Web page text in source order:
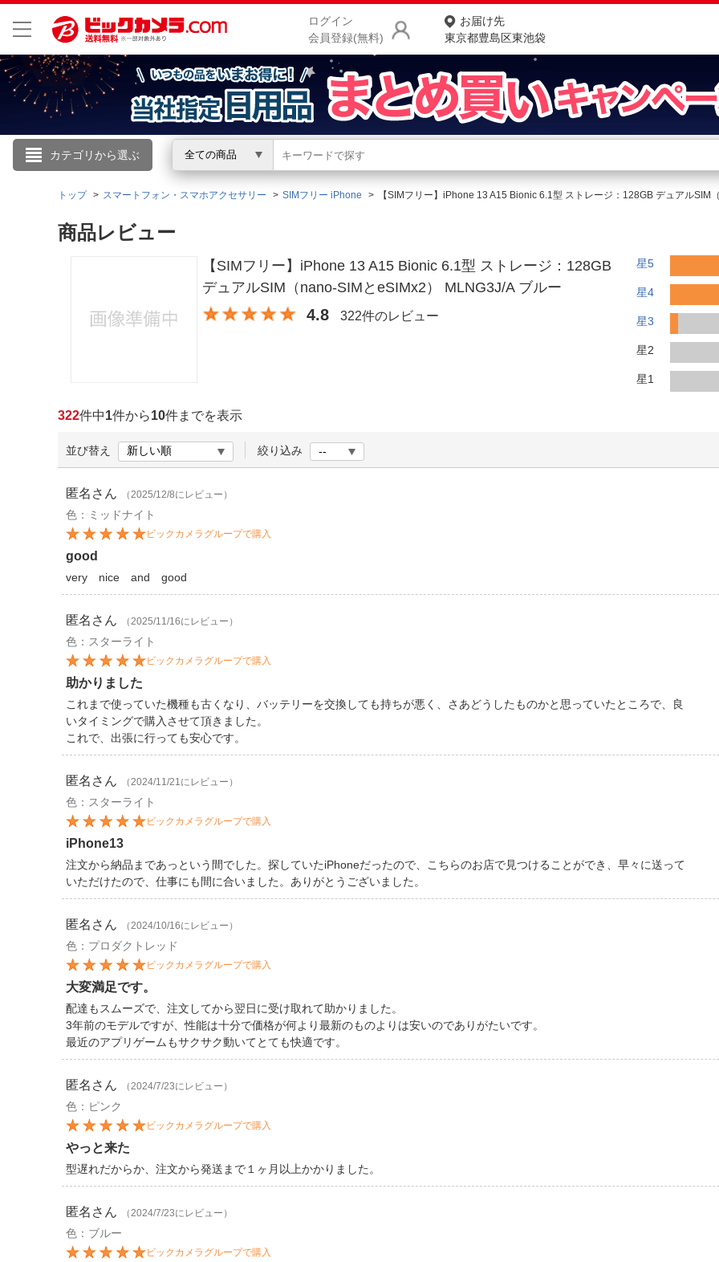
ログイン
会員登録(無料)
お届け先
東京都豊島区東池袋
カテゴリから選ぶ 全ての商品
こんにちは
ログイン
新規会員登録
お買いもの履歴
お知らせ
商品をさがす
ランキングからさがす
お客様サポート
トップ スマートフォン・スマホアクセサリー SIMフリー iPhone 【SIMフリー】iPhone 13 A15 Bionic 6.1型 ストレージ：128GB デュアル
商品レビュー
【SIMフリー】iPhone 13 A15 Bionic 6.1型 ストレージ：128GB
デュアルSIM（nano-SIMとeSIMx2） MLNG3J/A ブルー
4.8 322件のレビュー
星5
星4
星3
星2
星1
322件中1件から10件までを表示
並び替え 絞り込み
匿名 さん （2025/12/8にレビュー）
色：ミッドナイト
ビックカメラグループで購入
good
very nice and good
匿名 さん （2025/11/16にレビュー）
色：スターライト
ビックカメラグループで購入
助かりました
これまで使っていた機種も古くなり、バッテリーを交換しても持ちが悪く、さあどうしたものかと思っていたところで、良
いタイミングで購入させて頂きました。
これで、出張に行っても安心です。
匿名 さん （2024/11/21にレビュー）
色：スターライト
ビックカメラグループで購入
iPhone13
注文から納品まであっという間でした。探していたiPhoneだったので、こちらのお店で見つけることができ、早々に送って
いただけたので、仕事にも間に合いました。ありがとうございました。
匿名 さん （2024/10/16にレビュー）
色：プロダクトレッド
ビックカメラグループで購入
大変満足です。
配達もスムーズで、注文してから翌日に受け取れて助かりました。
3年前のモデルですが、性能は十分で価格が何より最新のものよりは安いのでありがたいです。
最近のアプリゲームもサクサク動いてとても快適です。
匿名 さん （2024/7/23にレビュー）
色：ピンク
ビックカメラグループで購入
やっと来た
型遅れだからか、注文から発送まで１ヶ月以上かかりました。
匿名 さん （2024/7/23にレビュー）
色：ブルー
ビックカメラグループで購入